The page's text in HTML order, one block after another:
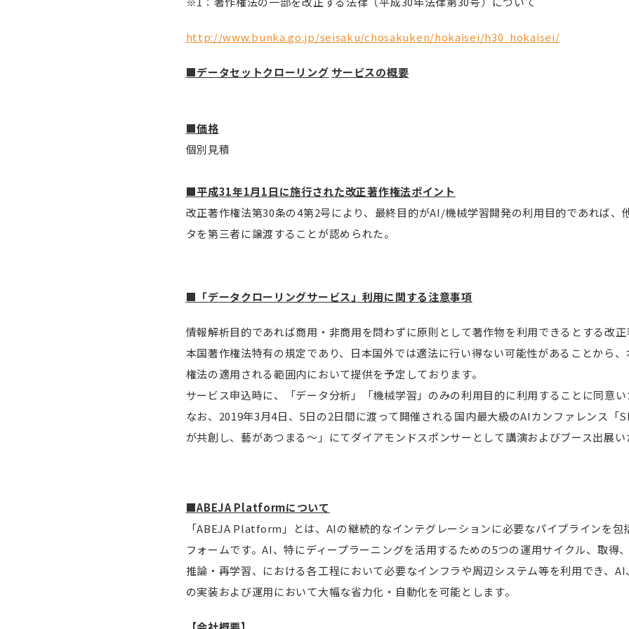
http://www.bunka.go.jp/seisaku/chosakuken/hokaisei/h30_hokaisei/
■データセットクローリング サービスの概要
■価格
個別見積
■平成31年1月1日に施行された改正著作権法ポイント
改正著作権法第30条の4第2号により、最終目的がAI/機械学習開発の利用目的であれば、
タを第三者に譲渡することが認められた。
■「データクローリングサービス」利用に関する注意事項
情報解析目的であれば商用・非商用を問わずに原則として著作物を利用できるとする改
本国著作権法特有の規定であり、日本国外では適法に行い得ない可能性があることから
権法の適用される範囲内において提供を予定しております。
サービス申込時に、「データ分析」「機械学習」のみの利用目的に利用することに同意い
なお、2019年3月4日、5日の2日間に渡って開催される国内最大級のAIカンファレンス「
が共創し、藝があつまる〜」にてダイアモンドスポンサーとして講演およびブース出展い
■ABEJA Platformについて
「ABEJA Platform」とは、AIの継続的なインテグレーションに必要なパイプラインを包
フォームです。AI、特にディープラーニングを活用するための5つの運用サイクル、取得
推論・再学習、における各工程において必要なインフラや周辺システム等を利用でき、
の実装および運用において大幅な省力化・自動化を可能とします。